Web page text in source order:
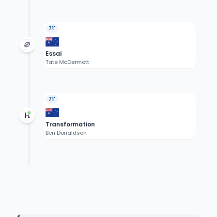
71'
Essai
Tate McDermott
71'
Transformation
Ben Donaldson